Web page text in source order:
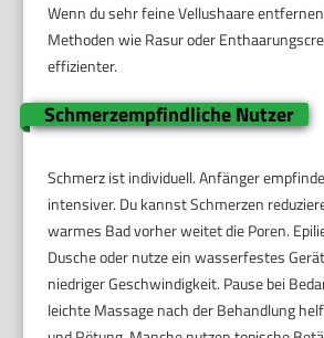
Wenn du sehr feine Vellushaare
Methoden wie Rasur oder
effizienter.
Schmerzempfindliche Nutzer
Schmerz ist individuell. Anfänger
intensiver. Du kannst Schmerzen
warmes Bad vorher weitet die Poren.
Dusche oder nutze ein wasserfestes
niedriger Geschwindigkeit. Pause bei
leichte Massage nach der Behandlung